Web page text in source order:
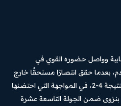
وواصل حضوره القوي في
بعدما حقق انتصارًا مستحقًا خارج
قواعده على حساب نادي عبري بنتيجة 4-2، في المواجهة التي احتضنها
ضمن الجولة التاسعة عشرة